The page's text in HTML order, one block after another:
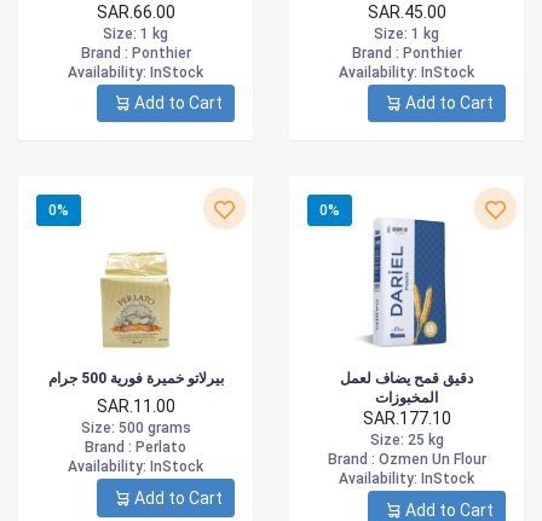
SAR.66.00
Size: 1 kg
Brand : Ponthier
Availability: InStock
Add to Cart
SAR.45.00
Size: 1 kg
Brand : Ponthier
Availability: InStock
Add to Cart
0%
بيرلاتو خميرة فورية 500 جرام
SAR.11.00
Size: 500 grams
Brand : Perlato
Availability: InStock
Add to Cart
0%
دقيق قمح يضاف لعمل
المخبوزات
SAR.177.10
Size: 25 kg
Brand : Ozmen Un Flour
Availability: InStock
Add to Cart